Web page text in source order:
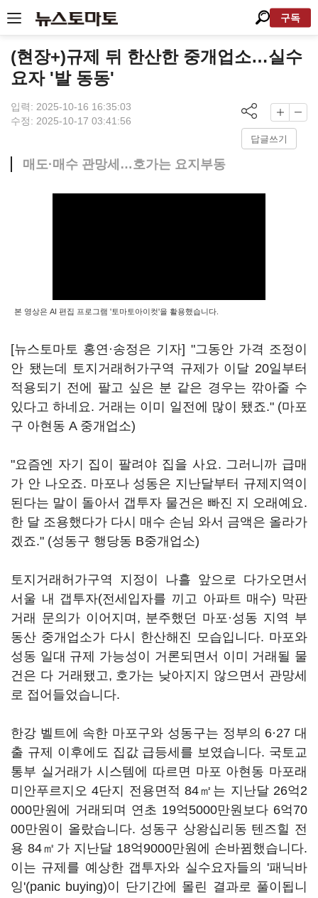
구독
(현장+)규제 뒤 한산한 중개업소…실수
요자 '발 동동'
입력: 2025-10-16 16:35:03
수정: 2025-10-17 03:41:56
답글쓰기
매도·매수 관망세…호가는 요지부동
본 영상은 AI 편집 프로그램 '토마토아이컷'을 활용했습니다.
[뉴스토마토 홍연·송정은 기자] "그동안 가격 조정이
안 됐는데 토지거래허가구역 규제가 이달 20일부터
적용되기 전에 팔고 싶은 분 같은 경우는 깎아줄 수
있다고 하네요. 거래는 이미 일전에 많이 됐죠." (마포
구 아현동 A 중개업소)
"요즘엔 자기 집이 팔려야 집을 사요. 그러니까 급매
가 안 나오죠. 마포나 성동은 지난달부터 규제지역이
된다는 말이 돌아서 갭투자 물건은 빠진 지 오래예요.
한 달 조용했다가 다시 매수 손님 와서 금액은 올라가
겠죠." (성동구 행당동 B중개업소)
토지거래허가구역 지정이 나흘 앞으로 다가오면서
서울 내 갭투자(전세입자를 끼고 아파트 매수) 막판
거래 문의가 이어지며, 분주했던 마포·성동 지역 부
동산 중개업소가 다시 한산해진 모습입니다. 마포와
성동 일대 규제 가능성이 거론되면서 이미 거래될 물
건은 다 거래됐고, 호가는 낮아지지 않으면서 관망세
로 접어들었습니다.
한강 벨트에 속한 마포구와 성동구는 정부의 6·27 대
출 규제 이후에도 집값 급등세를 보였습니다. 국토교
통부 실거래가 시스템에 따르면 마포 아현동 마포래
미안푸르지오 4단지 전용면적 84㎡는 지난달 26억2
000만원에 거래되며 연초 19억5000만원보다 6억70
00만원이 올랐습니다. 성동구 상왕십리동 텐즈힐 전
용 84㎡가 지난달 18억9000만원에 손바뀜했습니다.
이는 규제를 예상한 갭투자와 실수요자들의 '패닉바
잉'(panic buying)이 단기간에 몰린 결과로 풀이됩니